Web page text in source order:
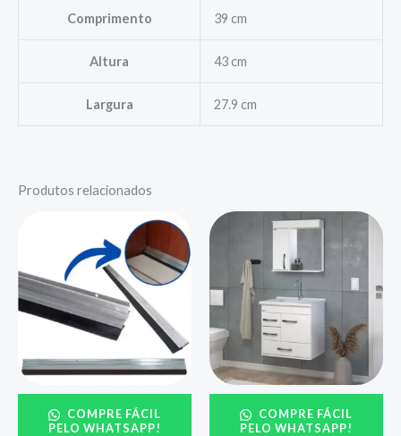
Comprimento 39 cm
Altura 43 cm
Largura 27.9 cm
Produtos relacionados
COMPRE FÁCIL
PELO WHATSAPP!
COMPRE FÁCIL
PELO WHATSAPP!